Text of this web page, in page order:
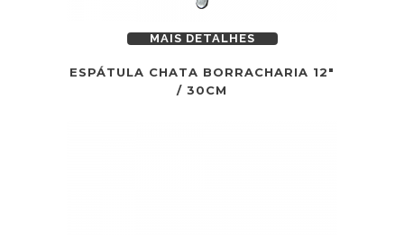
MAIS DETALHES
ESPÁTULA CHATA BORRACHARIA 12″
/ 30CM